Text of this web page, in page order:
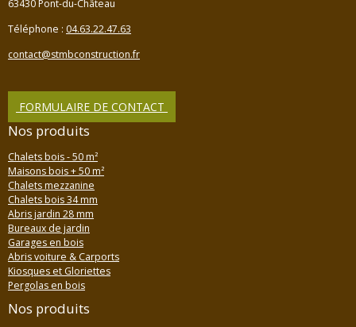
63430 Pont-du-Château
Téléphone : 04.63.22.47.63
contact@stmbconstruction.fr
FORMULAIRE DE CONTACT
Nos produits
Chalets bois - 50 m²
Maisons bois + 50 m²
Chalets mezzanine
Chalets bois 34 mm
Abris jardin 28 mm
Bureaux de jardin
Garages en bois
Abris voiture & Carports
Kiosques et Gloriettes
Pergolas en bois
Nos produits